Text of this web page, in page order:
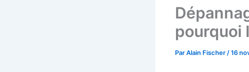
pourquoi
ParAlain Fischer /16